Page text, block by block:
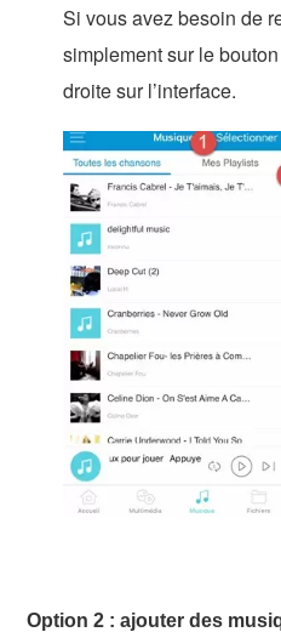
Si vous avez besoin de
simplement sur le
droite sur l’interface.
Option 2 : ajouter des